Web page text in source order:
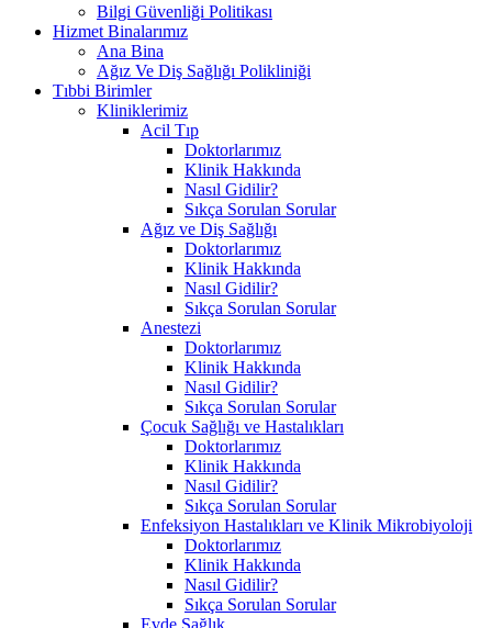
Bilgi Güvenliği Politikası
Hizmet Binalarımız
Ana Bina
Ağız Ve Diş Sağlığı Polikliniği
Tıbbi Birimler
Kliniklerimiz
Acil Tıp
Doktorlarımız
Klinik Hakkında
Nasıl Gidilir?
Sıkça Sorulan Sorular
Ağız ve Diş Sağlığı
Doktorlarımız
Klinik Hakkında
Nasıl Gidilir?
Sıkça Sorulan Sorular
Anestezi
Doktorlarımız
Klinik Hakkında
Nasıl Gidilir?
Sıkça Sorulan Sorular
Çocuk Sağlığı ve Hastalıkları
Doktorlarımız
Klinik Hakkında
Nasıl Gidilir?
Sıkça Sorulan Sorular
Enfeksiyon Hastalıkları ve Klinik Mikrobiyoloji
Doktorlarımız
Klinik Hakkında
Nasıl Gidilir?
Sıkça Sorulan Sorular
Evde Sağlık